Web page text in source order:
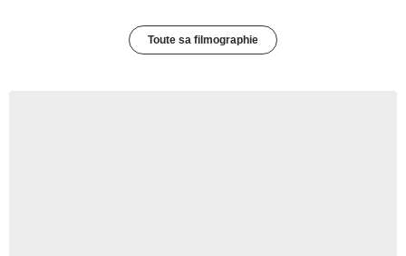
Toute sa filmographie